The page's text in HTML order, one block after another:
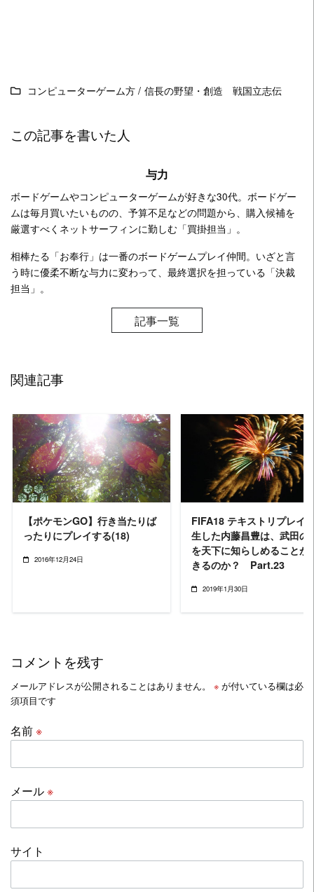
コンピューターゲーム方/ 信長の野望・創造 戦国立志伝
この記事を書いた人
与力
ボードゲームやコンピューターゲームが好きな30代。ボードゲー
ムは毎月買いたいものの、予算不足などの問題から、購入候補を
厳選すべくネットサーフィンに勤しむ「買掛担当」。
相棒たる「お奉行」は一番のボードゲームプレイ仲間。いざと言
う時に優柔不断な与力に変わって、最終選択を担っている「決裁
担当」。
記事一覧
関連記事
READ MORE
【ポケモンGO】行き当たりば
ったりにプレイする(18)
2016年12月24日
READ MORE
FIFA18 テキストリプレ
生した内藤昌豊は、武田の
を天下に知らしめることが
きるのか？ Part.23
2019年1月30日
コメントを残す
メールアドレスが公開されることはありません。 ※ が付いている欄は必
須項目です
名前※
メール※
サイト